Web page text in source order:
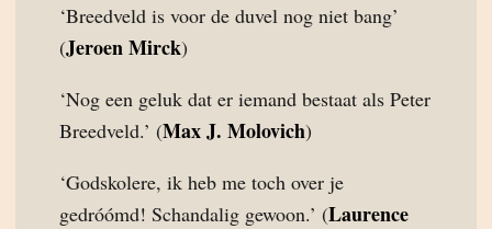
‘Breedveld is voor de duvel nog niet bang’
(Jeroen Mirck)
‘Nog een geluk dat er iemand bestaat als Peter
Breedveld.’ (Max J. Molovich)
‘Godskolere, ik heb me toch over je
gedróómd! Schandalig gewoon.’ (Laurence